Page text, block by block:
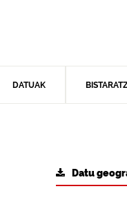
DATUAK
Datu